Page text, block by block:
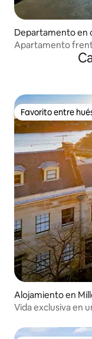
Departamento en
zabeth Bay
Apartamento
Favorito entre
Favorito entre
Alojamiento en
Vida exclusiva en